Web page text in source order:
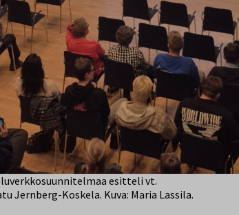
esitteli vt.
Jernberg-Koskela. Kuva: Maria Lassila.